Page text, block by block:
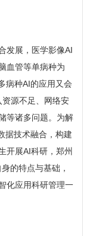
展，医学影像AI
血管等单病种为
病种AI的应用又会
源不足、网络安
等诸多问题。为解
据技术融合，构建
开展AI科研，郑州
的特点与基础，
化应用科研管理一